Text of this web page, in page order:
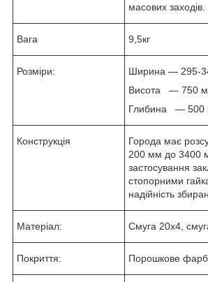
масових заходів.
Вага 9,5кг
Розміри:
Ширина — 295-
Висота ― 750
Глибина ― 500
Конструкція
Города має
200 мм до 3400
застосування
стопорними
надійність
Матеріал: Смуга 20х4,
Покриття: Порошкове